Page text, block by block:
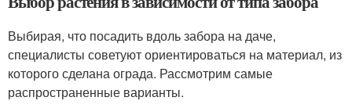
Выбирая, что посадить вдоль забора на даче,
специалисты советуют ориентироваться на материал, из
которого сделана ограда. Рассмотрим самые
распространенные варианты.